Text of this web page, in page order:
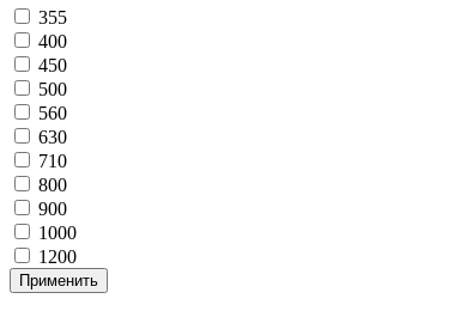
355
400
450
500
560
630
710
800
900
1000
1200
Применить